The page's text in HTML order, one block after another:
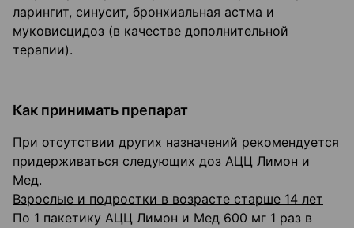
ларингит, синусит, бронхиальная астма и
муковисцидоз (в качестве дополнительной
терапии).
Как принимать препарат
При отсутствии других назначений рекомендуется
придерживаться следующих доз АЦЦ Лимон и
Мед.
Взрослые и подростки в возрасте старше 14 лет
По 1 пакетику АЦЦ Лимон и Мед 600 мг 1 раз в